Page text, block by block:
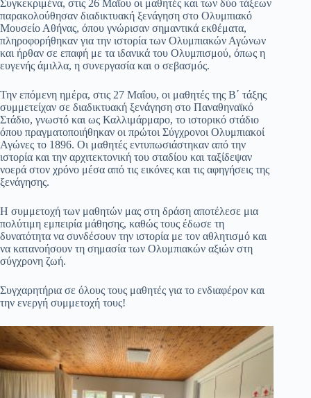
Συγκεκριμένα, στις 26 Μαΐου οι μαθητές και των δύο τάξεων
παρακολούθησαν διαδικτυακή ξενάγηση στο Ολυμπιακό
Μουσείο Αθήνας, όπου γνώρισαν σημαντικά εκθέματα,
πληροφορήθηκαν για την ιστορία των Ολυμπιακών Αγώνων
και ήρθαν σε επαφή με τα ιδανικά του Ολυμπισμού, όπως η
ευγενής άμιλλα, η συνεργασία και ο σεβασμός.
Την επόμενη ημέρα, στις 27 Μαΐου, οι μαθητές της Β΄ τάξης
συμμετείχαν σε διαδικτυακή ξενάγηση στο Παναθηναϊκό
Στάδιο, γνωστό και ως Καλλιμάρμαρο, το ιστορικό στάδιο
όπου πραγματοποιήθηκαν οι πρώτοι Σύγχρονοι Ολυμπιακοί
Αγώνες το 1896. Οι μαθητές εντυπωσιάστηκαν από την
ιστορία και την αρχιτεκτονική του σταδίου και ταξίδεψαν
νοερά στον χρόνο μέσα από τις εικόνες και τις αφηγήσεις της
ξενάγησης.
Η συμμετοχή των μαθητών μας στη δράση αποτέλεσε μια
πολύτιμη εμπειρία μάθησης, καθώς τους έδωσε τη
δυνατότητα να συνδέσουν την ιστορία με τον αθλητισμό και
να κατανοήσουν τη σημασία των Ολυμπιακών αξιών στη
σύγχρονη ζωή.
Συγχαρητήρια σε όλους τους μαθητές για το ενδιαφέρον και
την ενεργή συμμετοχή τους!